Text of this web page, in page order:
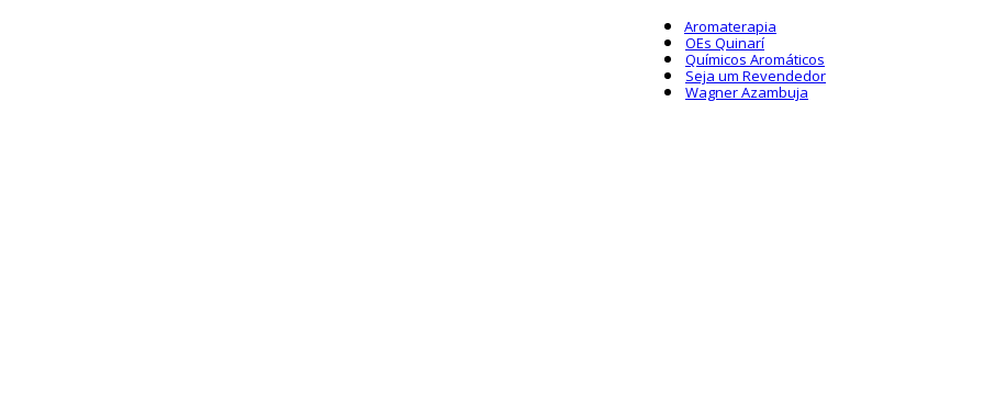
Aromaterapia
OEs Quinarí
Químicos Aromáticos
Seja um Revendedor
Wagner Azambuja